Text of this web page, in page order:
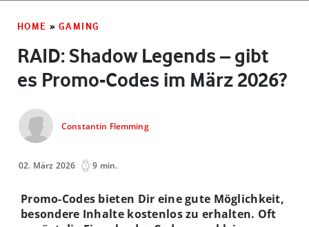
HOME » GAMING
RAID: Shadow Legends – gibt
es Promo-Codes im März 2026?
Constantin Flemming
02. März 2026 9 min.
Promo-Codes bieten Dir eine gute Möglichkeit,
besondere Inhalte kostenlos zu erhalten. Oft